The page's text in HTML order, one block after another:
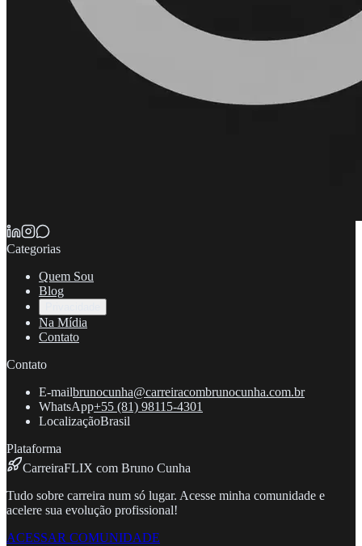
Categorias
Quem Sou
Blog
Na Mídia
Contato
Contato
E-mailbrunocunha@carreiracombrunocunha.com.br
WhatsApp+55 (81) 98115-4301
LocalizaçãoBrasil
Plataforma
CarreiraFLIX com Bruno Cunha
Tudo sobre carreira num só lugar. Acesse minha comunidade e
acelere sua evolução profissional!
ACESSAR COMUNIDADE